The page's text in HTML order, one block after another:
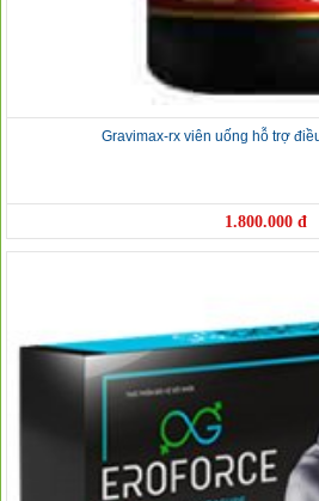
Gravimax-rx viên uống hỗ trợ
1.800.000 đ